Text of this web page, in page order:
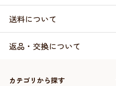
送料について
返品・交換について
カテゴリから探す